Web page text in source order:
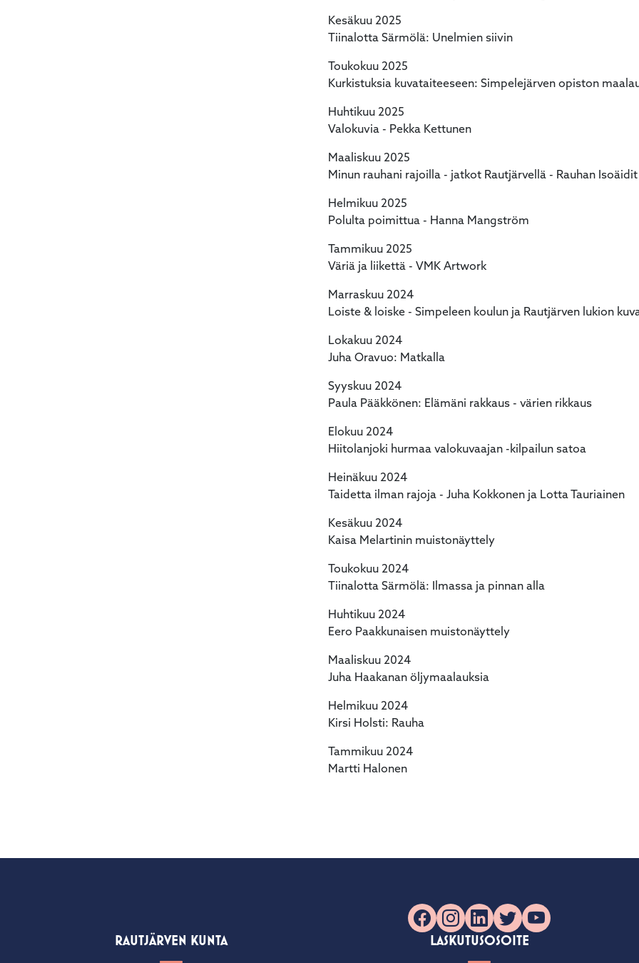
Kesäkuu 2025
Tiinalotta Särmölä: Unelmien siivin
Toukokuu 2025
Kurkistuksia kuvataiteeseen: Simpelejärven opiston
Huhtikuu 2025
Valokuvia - Pekka Kettunen
Maaliskuu 2025
Minun rauhani rajoilla - jatkot Rautjärvellä - Rauhan
Helmikuu 2025
Polulta poimittua - Hanna Mangström
Tammikuu 2025
Väriä ja liikettä - VMK Artwork
Marraskuu 2024
Loiste & loiske - Simpeleen koulun ja Rautjärven lukion
Lokakuu 2024
Juha Oravuo: Matkalla
Syyskuu 2024
Paula Pääkkönen: Elämäni rakkaus - värien rikkaus
Elokuu 2024
Hiitolanjoki hurmaa valokuvaajan -kilpailun satoa
Heinäkuu 2024
Taidetta ilman rajoja - Juha Kokkonen ja Lotta Tauriainen
Kesäkuu 2024
Kaisa Melartinin muistonäyttely
Toukokuu 2024
Tiinalotta Särmölä: Ilmassa ja pinnan alla
Huhtikuu 2024
Eero Paakkunaisen muistonäyttely
Maaliskuu 2024
Juha Haakanan öljymaalauksia
Helmikuu 2024
Kirsi Holsti: Rauha
Tammikuu 2024
Martti Halonen
Facebook
Instagram
LinkedIn
X YouTube
RAUTJÄRVEN KUNTA LASKUTUSOSOITE